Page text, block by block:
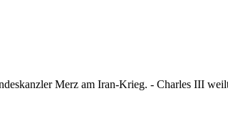
Merz am Iran-Krieg. - Charles III